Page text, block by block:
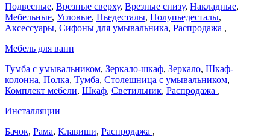
Подвесные, Врезные сверху, Врезные снизу, Накладные,
Мебельные, Угловые, Пьедесталы, Полупьедесталы,
Аксессуары, Сифоны для умывальника, Распродажа ,
Мебель для ванн
Тумба с умывальником, Зеркало-шкаф, Зеркало, Шкаф-
колонна, Полка, Тумба, Столешница с умывальником,
Комплект мебели, Шкаф, Светильник, Распродажа ,
Инсталляции
Бачок, Рама, Клавиши, Распродажа ,